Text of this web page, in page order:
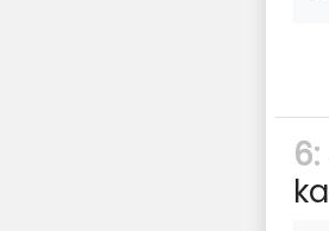
6: